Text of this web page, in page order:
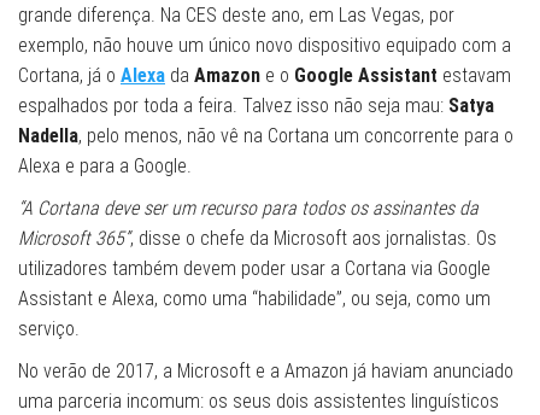
grande diferença. Na CES deste ano, em Las Vegas, por
exemplo, não houve um único novo dispositivo equipado com a
Cortana, já o Alexa da Amazon e o Google Assistant estavam
espalhados por toda a feira. Talvez isso não seja mau: Satya
Nadella, pelo menos, não vê na Cortana um concorrente para o
Alexa e para a Google.
“A Cortana deve ser um recurso para todos os assinantes da
Microsoft 365”, disse o chefe da Microsoft aos jornalistas. Os
utilizadores também devem poder usar a Cortana via Google
Assistant e Alexa, como uma “habilidade”, ou seja, como um
serviço.
No verão de 2017, a Microsoft e a Amazon já haviam anunciado
uma parceria incomum: os seus dois assistentes linguísticos